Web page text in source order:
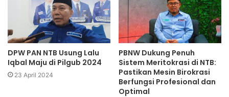
DPW PAN NTB Usung Lalu
Iqbal Maju di Pilgub 2024
23 April 2024
PBNW Dukung Penuh
Sistem Meritokrasi di NTB:
Pastikan Mesin Birokrasi
Berfungsi Profesional dan
Optimal